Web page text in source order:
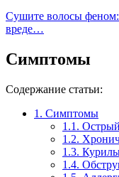
Сушите волосы
вреде…
Симптомы­
Содержание статьи:
1. Симптомы­
1.1. Острый
1.2.
1.3.
1.4.